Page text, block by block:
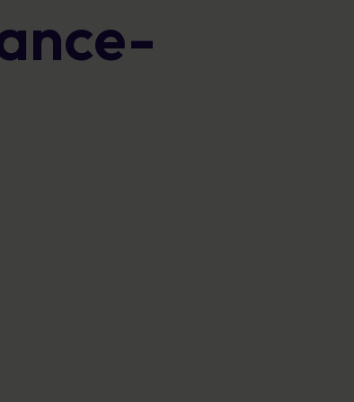
und Ihren Ruf zu schützen.
Bildmaterial, das jeden Tag sicheres
fördert.